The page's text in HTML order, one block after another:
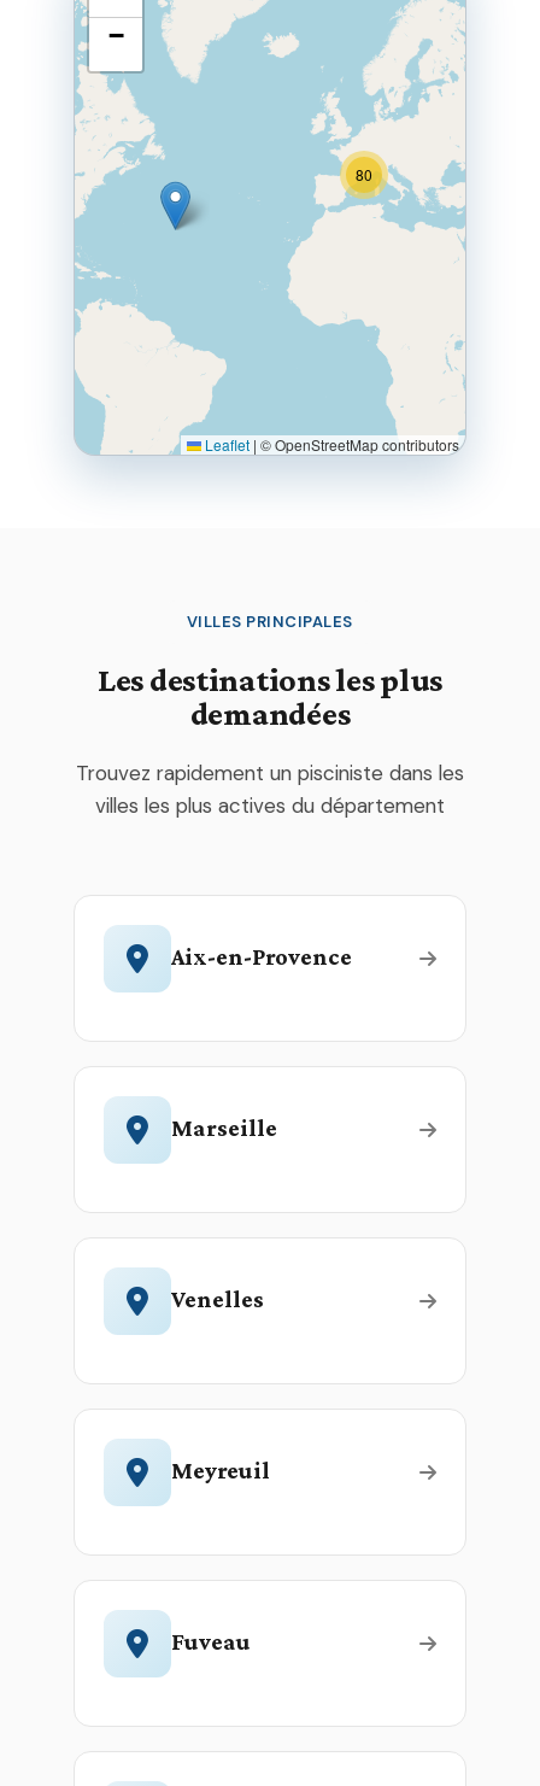
80
−
Leaflet | © OpenStreetMap contributors
VILLES PRINCIPALES
Les destinations les plus
demandées
Trouvez rapidement un pisciniste dans les
villes les plus actives du département
Aix-en-Provence
Marseille
Venelles
Meyreuil
Fuveau